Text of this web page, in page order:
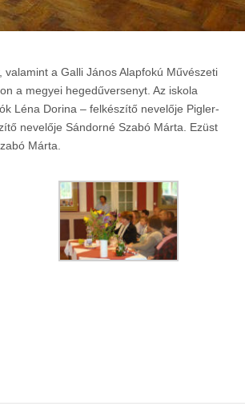
a Galli János Alapfokú Művészeti
a megyei hegedűversenyt. Az iskola
Léna Dorina – felkészítő nevelője Pigler-
nevelője Sándorné Szabó Márta. Ezüst
Márta.